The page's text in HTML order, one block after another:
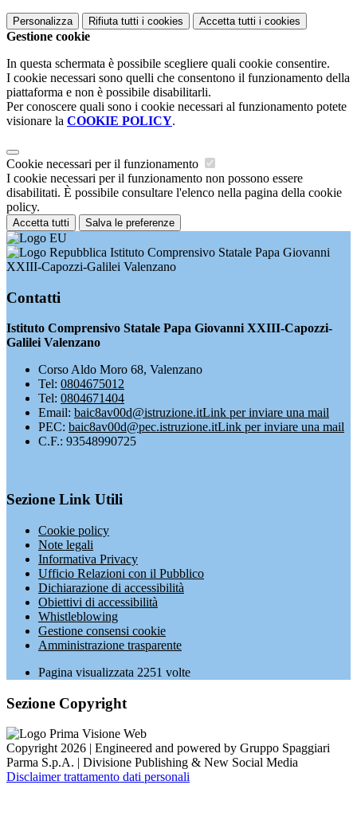
Personalizza Rifiuta tutti i cookies Accetta tutti i cookies
Gestione cookie
In questa schermata è possibile scegliere quali cookie consentire.
I cookie necessari sono quelli che consentono il funzionamento della
piattaforma e non è possibile disabilitarli.
Per conoscere quali sono i cookie necessari al funzionamento potete
visionare la COOKIE POLICY.
Cookie necessari per il funzionamento
I cookie necessari per il funzionamento non possono essere
disabilitati. È possibile consultare l'elenco nella pagina della cookie
policy.
Accetta tutti Salva le preferenze
Istituto Comprensivo Statale Papa Giovanni
XXIII-Capozzi-Galilei Valenzano
Contatti
Istituto Comprensivo Statale Papa Giovanni XXIII-Capozzi-
Galilei Valenzano
Corso Aldo Moro 68, Valenzano
Tel: 0804675012
Tel: 0804671404
Email: baic8av00d@istruzione.itLink per inviare una mail
PEC: baic8av00d@pec.istruzione.itLink per inviare una mail
C.F.: 93548990725
Sezione Link Utili
Cookie policy
Note legali
Informativa Privacy
Ufficio Relazioni con il Pubblico
Dichiarazione di accessibilità
Obiettivi di accessibilità
Whistleblowing
Gestione consensi cookie
Amministrazione trasparente
Pagina visualizzata 2251 volte
Sezione Copyright
Copyright 2026 | Engineered and powered by Gruppo Spaggiari
Parma S.p.A. | Divisione Publishing & New Social Media
Disclaimer trattamento dati personali